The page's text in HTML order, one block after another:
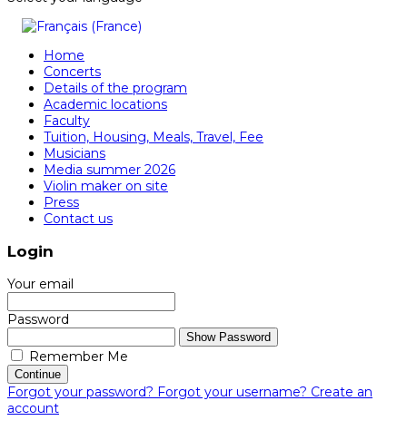
Home
Concerts
Details of the program
Academic locations
Faculty
Tuition, Housing, Meals, Travel, Fee
Musicians
Media summer 2026
Violin maker on site
Press
Contact us
Login
Your email
Password
Show Password
Remember Me
Continue
Forgot your password? Forgot your username? Create an
account